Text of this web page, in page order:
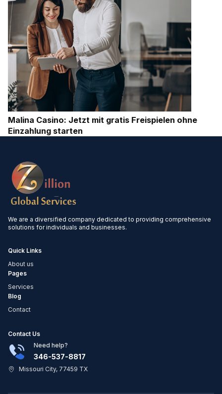
Malina Casino: Jetzt mit gratis Freispielen ohne
Einzahlung starten
We are a diversified company dedicated to providing comprehensive
solutions for individuals and businesses.
Quick Links
About us
Pages
Services
Blog
Contact
Contact Us
Need help?
346-537-8817
Missouri City, 77459 TX